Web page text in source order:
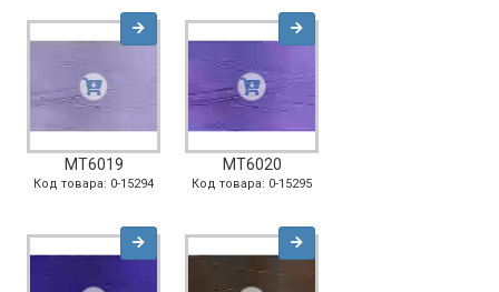
MT6019
Код товара: 0-15294
MT6020
Код товара: 0-15295